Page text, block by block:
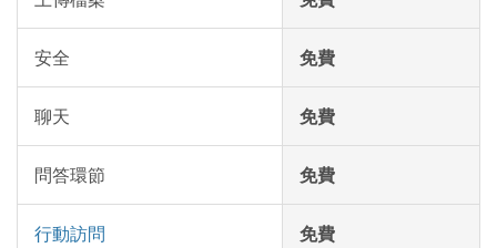
安全 免費
聊天 免費
問答環節 免費
行動訪問 免費